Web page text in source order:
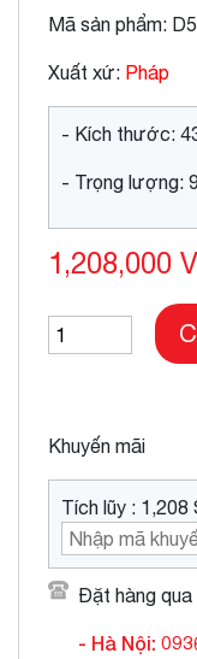
Mã sản phẩm:
Xuất xứ: Pháp
- Kích thước:
- Trọng lượng:
1,208,000
Khuyến mãi
Tích lũy : 1,208
Đặt hàng qua
- Hà Nội: